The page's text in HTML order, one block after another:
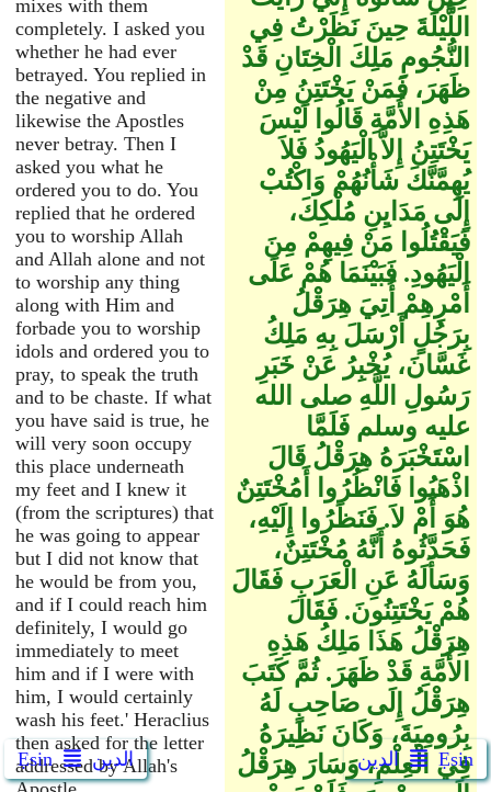
Ẹsin الدين الدين Ẹsin
mixes with them
completely. I asked you
whether he had ever
betrayed. You replied in
the negative and
likewise the Apostles
never betray. Then I
asked you what he
ordered you to do. You
replied that he ordered
you to worship Allah
and Allah alone and not
to worship any thing
along with Him and
forbade you to worship
idols and ordered you to
pray, to speak the truth
and to be chaste. If what
you have said is true, he
will very soon occupy
this place underneath
my feet and I knew it
(from the scriptures) that
he was going to appear
but I did not know that
he would be from you,
and if I could reach him
definitely, I would go
immediately to meet
him and if I were with
him, I would certainly
wash his feet.' Heraclius
then asked for the letter
addressed by Allah's
اللَّيْلَةَ حِينَ نَظَرْتُ فِي
النُّجُومِ مَلِكَ الْخِتَانِ قَدْ
ظَهَرَ، فَمَنْ يَخْتَتِنُ مِنْ
هَذِهِ الأُمَّةِ قَالُوا لَيْسَ
يَخْتَتِنُ إِلاَّ الْيَهُودُ فَلاَ
يُهِمَّنَّكَ شَأْنُهُمْ وَاكْتُبْ
إِلَى مَدَايِنِ مُلْكِكَ،
فَيَقْتُلُوا مَنْ فِيهِمْ مِنَ
الْيَهُودِ‏.‏ فَبَيْنَمَا هُمْ عَلَى
أَمْرِهِمْ أُتِيَ هِرَقْلُ
بِرَجُلٍ أَرْسَلَ بِهِ مَلِكُ
غَسَّانَ، يُخْبِرُ عَنْ خَبَرِ
رَسُولِ اللَّهِ صلى الله
عليه وسلم فَلَمَّا
اسْتَخْبَرَهُ هِرَقْلُ قَالَ
اذْهَبُوا فَانْظُرُوا أَمُخْتَتِنٌ
هُوَ أَمْ لاَ‏.‏ فَنَظَرُوا إِلَيْهِ،
فَحَدَّثُوهُ أَنَّهُ مُخْتَتِنٌ،
وَسَأَلَهُ عَنِ الْعَرَبِ فَقَالَ
هُمْ يَخْتَتِنُونَ‏.‏ فَقَالَ
هِرَقْلُ هَذَا مَلِكُ هَذِهِ
الأُمَّةِ قَدْ ظَهَرَ‏.‏ ثُمَّ كَتَبَ
هِرَقْلُ إِلَى صَاحِبٍ لَهُ
بِرُومِيَةَ، وَكَانَ نَظِيرَهُ
فِي الْعِلْمِ، وَسَارَ هِرَقْلُ